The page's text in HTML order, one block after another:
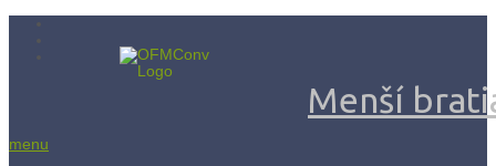
Menší
menu